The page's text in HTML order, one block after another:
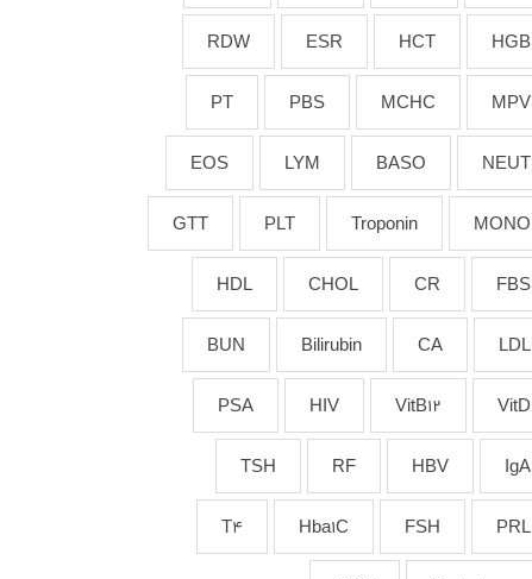
HGB
HCT
ESR
RDW
MPV
MCHC
PBS
PT
NEUT
BASO
LYM
EOS
MONO
Troponin
PLT
GTT
FBS
CR
CHOL
HDL
LDL
CA
Bilirubin
BUN
VitD
VitB12
HIV
PSA
IgA
HBV
RF
TSH
PRL
FSH
Hba1C
T4